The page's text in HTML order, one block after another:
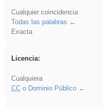
Cualquier coincidencia
Todas las palabras
Exacta
Licencia:
Cualquiera
CCo Dominio Público